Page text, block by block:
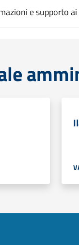
e supporto